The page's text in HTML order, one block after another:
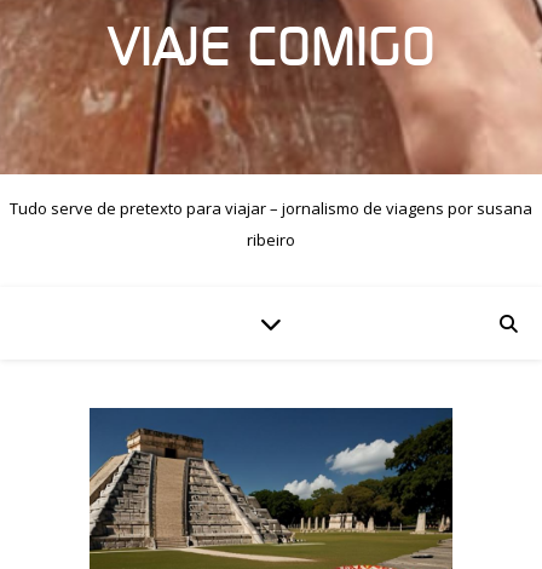
VIAJE COMIGO
Tudo serve de pretexto para viajar – jornalismo de viagens por susana
ribeiro